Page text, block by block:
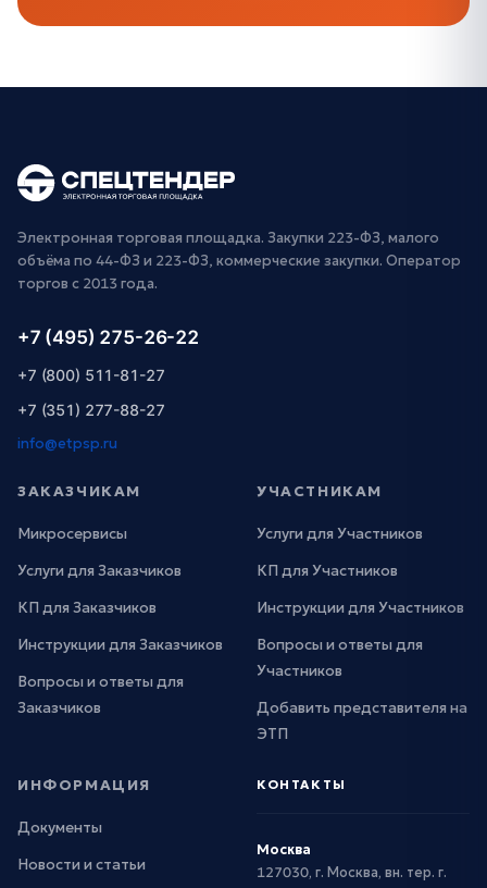
Электронная торговая площадка. Закупки 223-ФЗ, малого
объёма по 44-ФЗ и 223-ФЗ, коммерческие закупки. Оператор
торгов с 2013 года.
+7 (495) 275-26-22
+7 (800) 511-81-27
+7 (351) 277-88-27
info@etpsp.ru
ЗАКАЗЧИКАМ
Микросервисы
Услуги для Заказчиков
КП для Заказчиков
Инструкции для Заказчиков
Вопросы и ответы для
Заказчиков
УЧАСТНИКАМ
Услуги для Участников
КП для Участников
Инструкции для Участников
Вопросы и ответы для
Участников
Добавить представителя на
ЭТП
ИНФОРМАЦИЯ
Документы
Новости и статьи
КОНТАКТЫ
Москва
127030, г. Москва, вн. тер. г.